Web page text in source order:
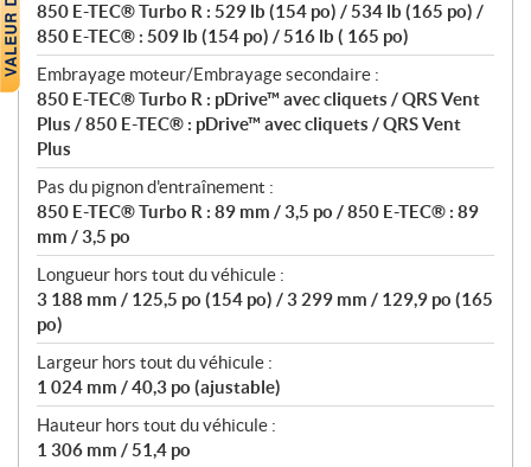
850 E-TEC® Turbo R : 529 lb (154 po) / 534 lb (165 po) /
850 E-TEC® : 509 lb (154 po) / 516 lb ( 165 po)
Embrayage moteur/Embrayage secondaire :
850 E-TEC® Turbo R : pDrive™ avec cliquets / QRS Vent
Plus / 850 E-TEC® : pDrive™ avec cliquets / QRS Vent
Plus
Pas du pignon d'entraînement :
850 E-TEC® Turbo R : 89 mm / 3,5 po / 850 E-TEC® : 89
mm / 3,5 po
Longueur hors tout du véhicule :
3 188 mm / 125,5 po (154 po) / 3 299 mm / 129,9 po (165
po)
Largeur hors tout du véhicule :
1 024 mm / 40,3 po (ajustable)
Hauteur hors tout du véhicule :
1 306 mm / 51,4 po